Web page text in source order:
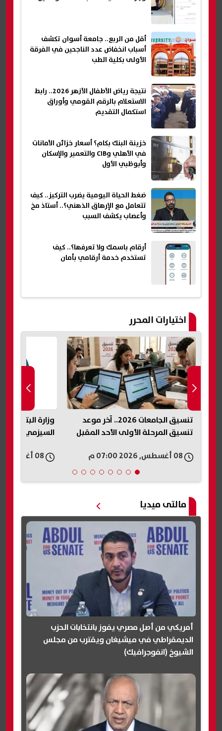
أقل من الربع.. جامعة أسوان تكشف
أسباب انخفاض عدد الناجحين في الفرقة
الأولى بكلية الطب
نتيجة رياض الأطفال الأزهر 2026.. رابط
الاستعلام بالرقم القومي وأوراق
استكمال التقديم
خزينة البنك بكام؟ أسعار خزائن الأمانات
في الأهلي وCIB والتعمير والإسكان
وأبوظبي الأول
ضغط الحياة اليومية يضرب التركيز.. كيف
تتعامل مع الإرهاق الذهني؟.. أستاذ مخ
وأعصاب يكشف السبب
أرقام باسمك ولا تعرفها؟.. كيف
تستخدم خدمة أرقامي بأمان
اختيارات المحرر
تنسيق الجامعات 2026.. آخر موعد
تنسيق المرحلة الأولى الأحد المقبل
وزارة البترول
السيزمي في
مالتى ميديا
أمريكي من أصل مصري يفوز بانتخابات الحزب
الديمقراطي في ميشيغان ويقترب من مجلس
الشيوخ (انفوجرافيك)